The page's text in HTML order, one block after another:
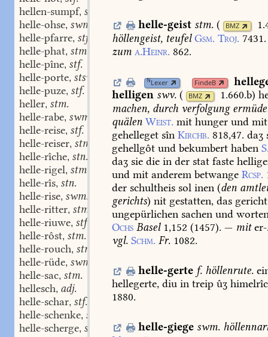
hellen-sumpf, stm.
helle-ohse, swm.
helle-pfarre, stf.
helle-phat, stm.
helle-pîne, stf.
helle-porte, stswf.
helle-puze, stf.
heller, stm.
helle-rabe, swm.
helle-reise, stf.
helle-reiser, stm.
helle-rîche, stn.
helle-rigel, stm.
helle-rîs, stn.
helle-rise, swm.
helle-ritter, stm.
helle-riuwe, stf.
helle-rôst, stm.
helle-rouch, stm.
helle-rüde, swm.
helle-sac, stm.
hellesch, adj.
helle-schar, stf.
helle-schenke, swm.
helle-scherge, swm.
helle-geist stm. ( BMZ
höllengeist, teufel Gsm. Troj. 7431.
zum a.Heinr. 862.
NLexer FindeB
helligen swv. ( BMZ 1.660.b)
machen, durch verfolgung
quälen Weist. mit hunger und mit
gehelleget sîn Kirchb. 818,47. daʒ
gehellgôt und bekumbert haben
daʒ sie die in der stat faste
und mit anderem betwange Rcsp.
der schultheis sol inen (den
gerichts) nit gestatten, das gericht
ungepürlichen sachen und
Ochs Basel 1,152 (1457). — mit
vgl. Schm. Fr. 1082.
helle-gerte f. höllenrute.
hellegerte, diu in treip ûʒ
1880.
helle-giege swm.